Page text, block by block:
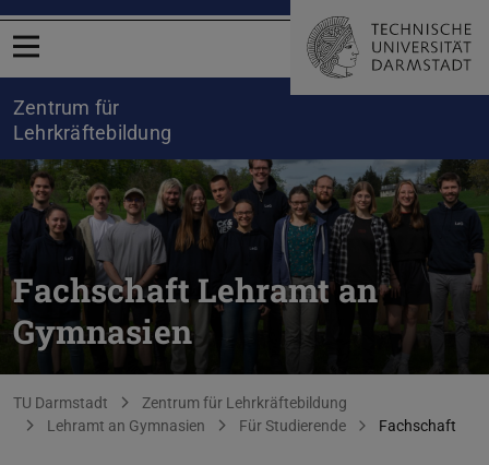
Menü öffnen
Zentrum für
Lehrkräftebildung
Fachschaft Lehramt an
Gymnasien
Sie befinden sich hier:
TU Darmstadt
Zentrum für Lehrkräftebildung
Lehramt an Gymnasien
Für Studierende Fachschaft